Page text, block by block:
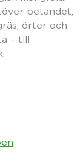
betandet,
örter och
– till